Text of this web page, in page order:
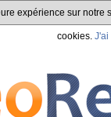
expérience sur
cookies. J'ai